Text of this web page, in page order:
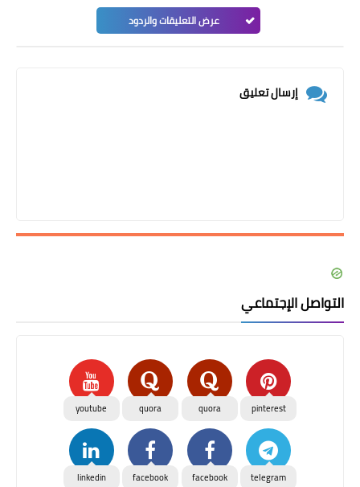
عرض التعليقات والردود
إرسال تعليق
التواصل الإجتماعي
pinterest
quora
quora
youtube
telegram
facebook
facebook
linkedin